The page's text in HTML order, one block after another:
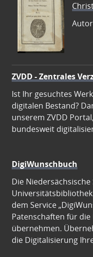
ZVDD - Zentrales
Ist Ihr gesuchtes
digitalen Bestand?
unserem ZVDD
bundesweit
DigiWunschbuch
Die
dem Service
Patenschaften für
übernehmen.
die Digitalisierung